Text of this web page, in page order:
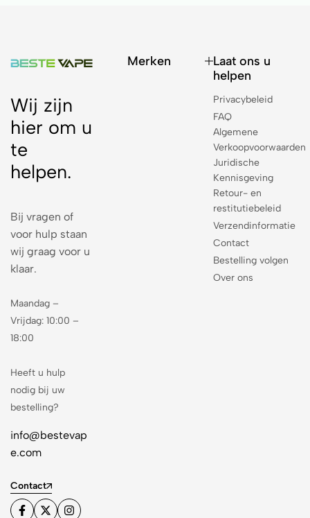
Wij zijn
hier om u
te
helpen.
Bij vragen of
voor hulp staan
wij graag voor u
klaar.
Maandag –
Vrijdag: 10:00 –
18:00
Heeft u hulp
nodig bij uw
bestelling?
info@bestevap
e.com
Contact
Merken
Laat ons u
helpen
Privacybeleid
FAQ
Algemene
Verkoopvoorwaarden
Juridische
Kennisgeving
Retour- en
restitutiebeleid
Verzendinformatie
Contact
Bestelling volgen
Over ons